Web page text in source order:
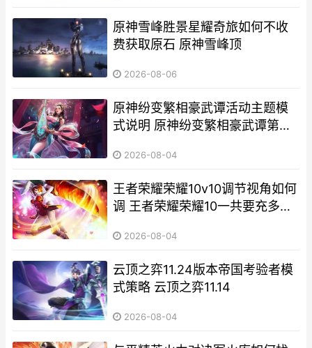
原神雪峰胜景星耀奇旅如何不收
费获取原石 原神雪峰顶
2026-08-06
原神纷变繁相豪武谭活动主题模
式说明 原神纷变繁相豪武谭第一
2026-08-04
王者荣耀荣耀10v10调节视角如何
调 王者荣耀荣耀10一共要充多少
2026-08-04
云顶之弈11.24版本帝国考验者模
式策略 云顶之弈11.14
2026-08-04